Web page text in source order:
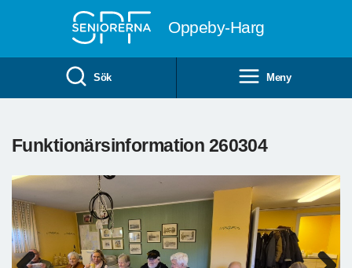
Oppeby-Harg
Sök Meny
Funktionärsinformation 260304